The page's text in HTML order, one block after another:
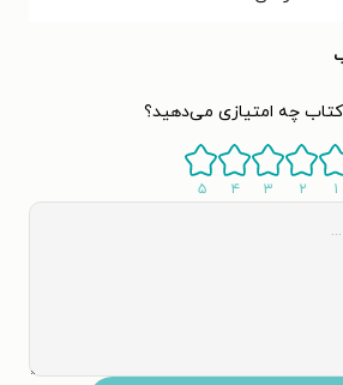
کتاب چه امتیازی می‌دهید؟
۱ ۲ ۳ ۴ ۵